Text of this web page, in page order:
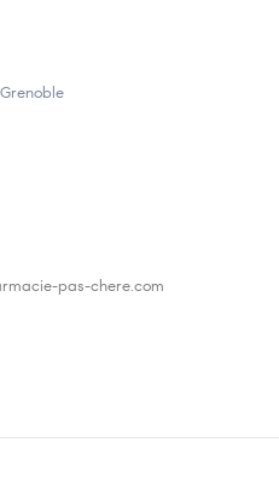
pas-chere.com